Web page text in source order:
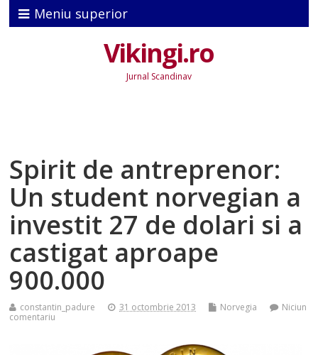
Meniu superior
Vikingi.ro
Jurnal Scandinav
Spirit de antreprenor:
Un student norvegian a
investit 27 de dolari si a
castigat aproape
900.000
constantin_padure 31 octombrie 2013 Norvegia
Niciun
comentariu